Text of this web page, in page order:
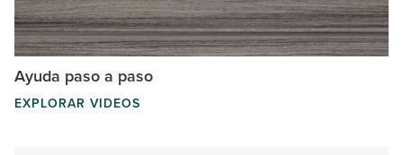
Ayuda paso a paso
EXPLORAR VIDEOS